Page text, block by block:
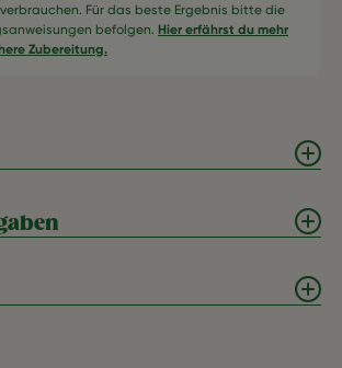
Für das beste Ergebnis bitte die
befolgen. Hier erfährst du mehr
Zubereitung.